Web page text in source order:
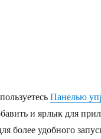
Панелью
и ярлык для
более удобного